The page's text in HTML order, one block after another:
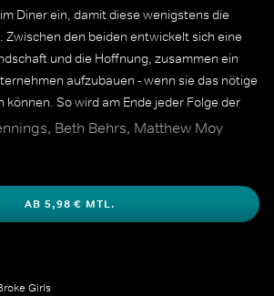
Diner ein, damit diese wenigstens die
Zwischen den beiden entwickelt sich eine
und die Hoffnung, zusammen ein
aufzubauen - wenn sie das nötige
können. So wird am Ende jeder Folge der
Beth Behrs, Matthew Moy
AB 5,98 € MTL.
Girls